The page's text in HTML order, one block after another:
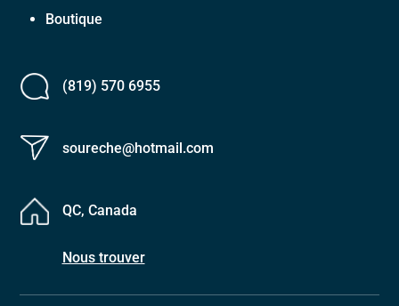
Boutique
(819) 570 6955
soureche@hotmail.com
QC, Canada
Nous trouver